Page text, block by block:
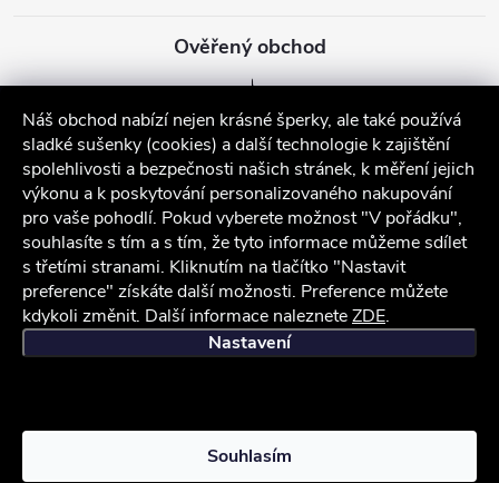
Náš obchod nabízí nejen krásné šperky, ale také používá
sladké sušenky (cookies) a další technologie k zajištění
spolehlivosti a bezpečnosti našich stránek, k měření jejich
výkonu a k poskytování personalizovaného nakupování
pro vaše pohodlí. Pokud vyberete možnost "V pořádku",
souhlasíte s tím a s tím, že tyto informace můžeme sdílet
s třetími stranami. Kliknutím na tlačítko "Nastavit
preference" získáte další možnosti. Preference můžete
kdykoli změnit. Další informace nalezneteZDE.
Nastavení
Souhlasím
Ověřený obchod
iocel.cz Obchodní podmínky Ochrana osobních údajů
Vytvořil Shoptet